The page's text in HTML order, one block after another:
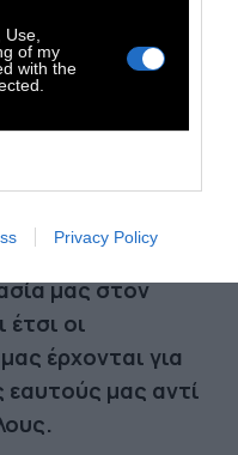
of my
with the
Privacy Policy
το
τώρα
είστε αριστερά,
Είναι ένα
είμαι
ενώ εσείς είστε
με τη μέρα μας
μας στον
έτσι οι
έρχονται για
εαυτούς μας αντί